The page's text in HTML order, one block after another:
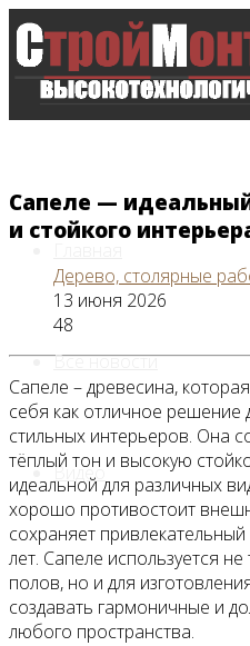
Все новости
Видео
Сапеле —
и стойкого
Дерево, столярные
13 июня 2026
48
Сапеле – древесина,
себя как отличное решение
стильных интерьеров. Она
тёплый тон и высокую
идеальной для различных
хорошо противостоит
сохраняет
лет. Сапеле используется
полов, но и для
создавать гармоничные и
любого пространства.